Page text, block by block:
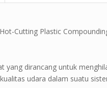
Cutting Plastic
yang dirancang untuk
udara dalam suatu